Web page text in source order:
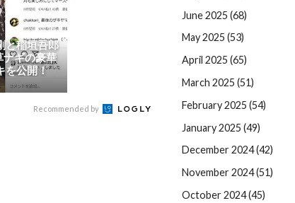
と稲垣吾郎
ナギの豪華
を公開！
Recommended by
June 2025 (68)
May 2025 (53)
April 2025 (65)
March 2025 (51)
February 2025 (54)
January 2025 (49)
December 2024 (42)
November 2024 (51)
October 2024 (45)